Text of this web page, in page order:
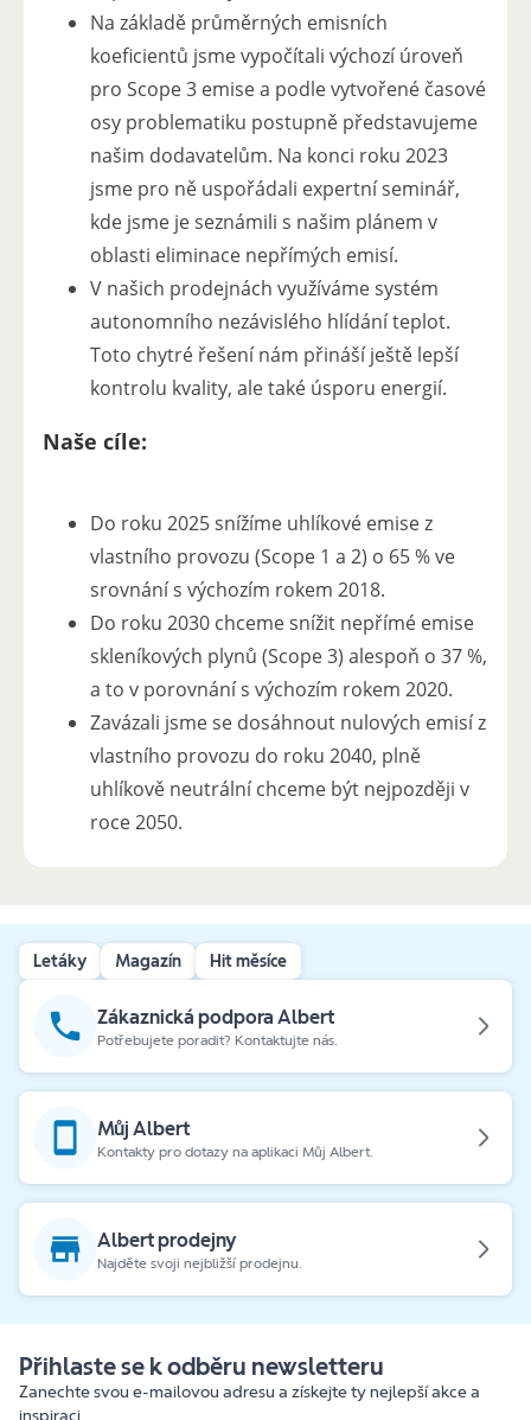
Na základě průměrných emisních
koeficientů jsme vypočítali výchozí úroveň
pro Scope 3 emise a podle vytvořené časové
osy problematiku postupně představujeme
našim dodavatelům. Na konci roku 2023
jsme pro ně uspořádali expertní seminář,
kde jsme je seznámili s našim plánem v
oblasti eliminace nepřímých emisí.
V našich prodejnách využíváme systém
autonomního nezávislého hlídání teplot.
Toto chytré řešení nám přináší ještě lepší
kontrolu kvality, ale také úsporu energií.
Naše cíle:
Do roku 2025 snížíme uhlíkové emise z
vlastního provozu (Scope 1 a 2) o 65 % ve
srovnání s výchozím rokem 2018.
Do roku 2030 chceme snížit nepřímé emise
skleníkových plynů (Scope 3) alespoň o 37 %,
a to v porovnání s výchozím rokem 2020.
Zavázali jsme se dosáhnout nulových emisí z
vlastního provozu do roku 2040, plně
uhlíkově neutrální chceme být nejpozději v
roce 2050.
Letáky Magazín Hit měsíce
Zákaznická podpora Albert
Potřebujete poradit? Kontaktujte nás.
Můj Albert
Kontakty pro dotazy na aplikaci Můj Albert.
Albert prodejny
Najděte svoji nejbližší prodejnu.
Přihlaste se k odběru newsletteru
Zanechte svou e-mailovou adresu a získejte ty nejlepší akce a
inspiraci.